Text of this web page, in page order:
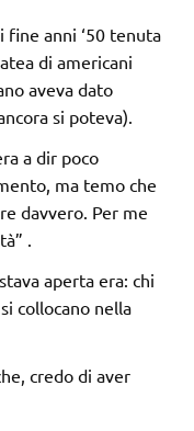
fine anni ‘50 tenuta
di americani
aveva dato
si poteva).
a dir poco
ma temo che
davvero. Per me
.
aperta era: chi
collocano nella
credo di aver